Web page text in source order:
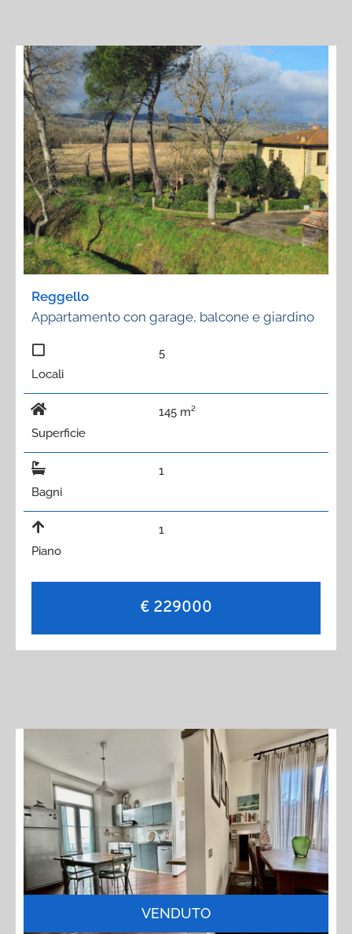
Reggello
Appartamento con garage, balcone e giardino
Locali
5
Superficie
145 m²
Bagni
1
Piano
1
€ 229000
VENDUTO